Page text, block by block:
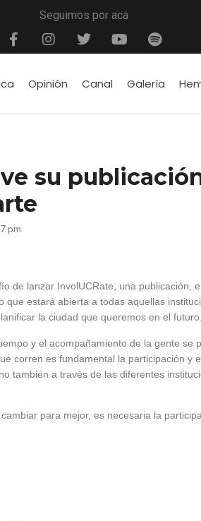
Seguimos por acá
Opinión Canal Galería
su
pm
de lanzar InvolUCRate, una publicación,
que estará abierta a todas aquellas
la ciudad que queremos en el futuro.
y el acompañamiento de la gente se
corren es fundamental la participación y
también a través de las diferentes
para mejor, es necesaria la